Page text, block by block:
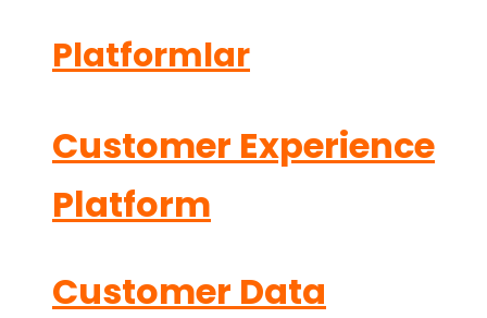
Platformlar
Customer Experience
Platform
Customer Data